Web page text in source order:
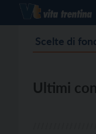
Scelte di
Ultimi